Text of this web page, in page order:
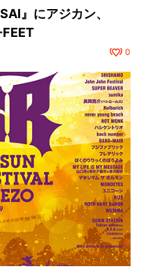
』にアジカン、
0